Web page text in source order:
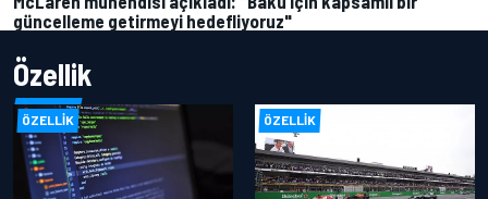
güncelleme getirmeyi hedefliyoruz"
Özellik
ÖZELLIK ÖZELLIK